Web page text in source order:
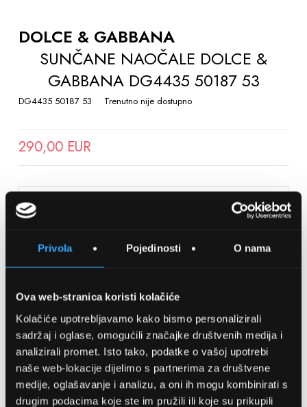
Privola Pojedinosti O nama
Ova web-stranica koristi kolačiće
Kolačiće upotrebljavamo kako bismo personalizirali
sadržaj i oglase, omogućili značajke društvenih medija i
analizirali promet. Isto tako, podatke o vašoj upotrebi
naše web-lokacije dijelimo s partnerima za društvene
medije, oglašavanje i analizu, a oni ih mogu kombinirati s
drugim podacima koje ste im pružili ili koje su prikupili
THE
BEGINNING
GALLERY
DOLCE & GABBANA
SUNČANE NAOČALE DOLCE &
GABBANA DG4435 50187 53
DG4435 50187 53 Trenutno nije dostupno
290,00 EUR
SPREMITE NA LISTU ŽELJA
Detalji